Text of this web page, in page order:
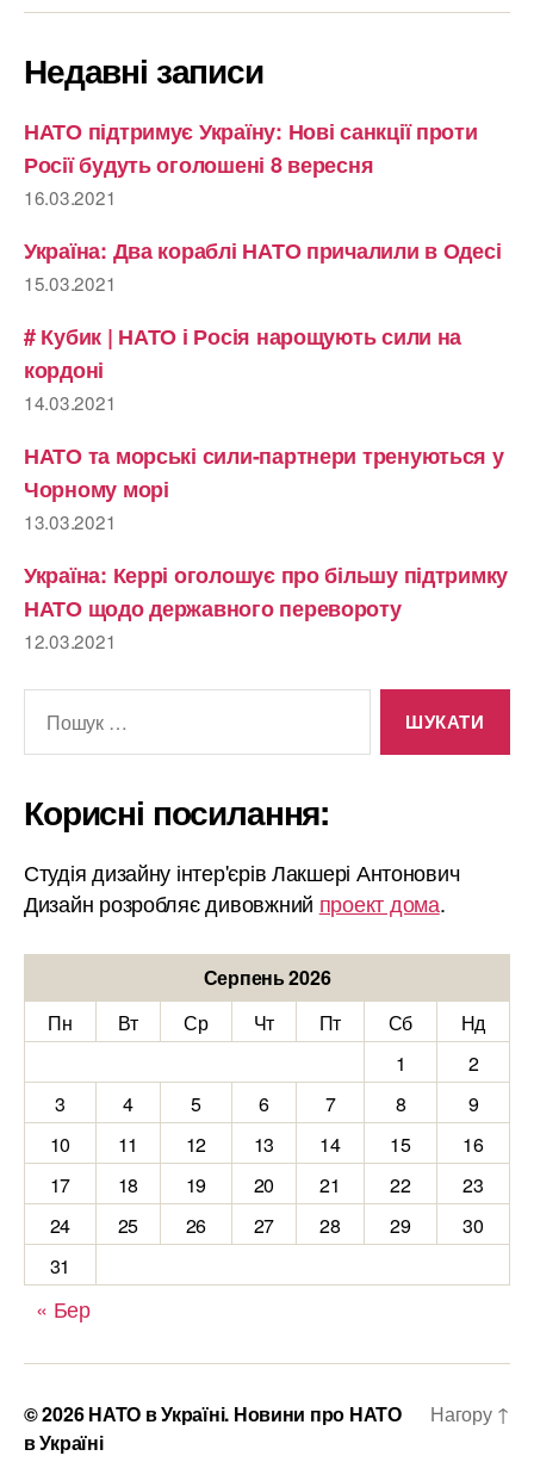
Недавні записи
НАТО підтримує Україну: Нові санкції проти
Росії будуть оголошені 8 вересня
16.03.2021
Україна: Два кораблі НАТО причалили в Одесі
15.03.2021
# Кубик | НАТО і Росія нарощують сили на
кордоні
14.03.2021
НАТО та морські сили-партнери тренуються у
Чорному морі
13.03.2021
Україна: Керрі оголошує про більшу підтримку
НАТО щодо державного перевороту
12.03.2021
Корисні посилання:
Студія дизайну інтер'єрів Лакшері Антонович
Дизайн розробляє дивовжний проект дома.
Серпень 2026
Пн
Вт Ср Чт Пт Сб
Нд
1
2
3
4 5 6 7 8
9
10
11 12 13 14 15
16
17
18 19 20 21 22
23
24
25 26 27 28 29
30
31
« Бер
© 2026НАТО в Україні. Новини про НАТО
в Україні
Нагору ↑